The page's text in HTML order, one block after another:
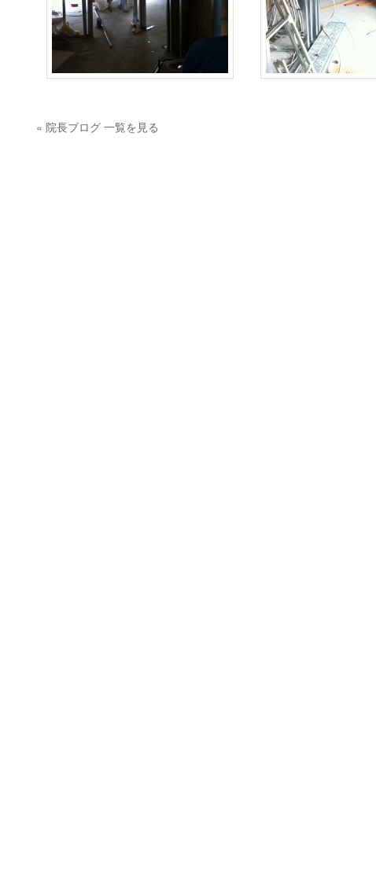
« 院長ブログ 一覧を見る